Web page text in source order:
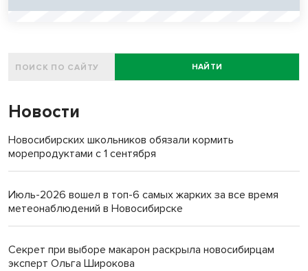
НАЙТИ
Новости
Новосибирских школьников обязали кормить
морепродуктами с 1 сентября
Июль-2026 вошел в топ-6 самых жарких за все время
метеонаблюдений в Новосибирске
Секрет при выборе макарон раскрыла новосибирцам
эксперт Ольга Широкова